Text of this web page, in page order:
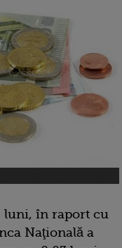
luni, în raport cu
Naţională a